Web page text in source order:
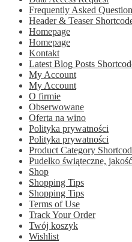
Frequently Asked
Header & Teaser
Homepage
Homepage
Kontakt
Latest Blog Posts
My Account
My Account
O firmie
Obserwowane
Oferta na wino
Polityka prywatności
Polityka prywatności
Product Category
Pudełko świąteczne,
Shop
Shopping Tips
Shopping Tips
Terms of Use
Track Your Order
Twój koszyk
Wishlist